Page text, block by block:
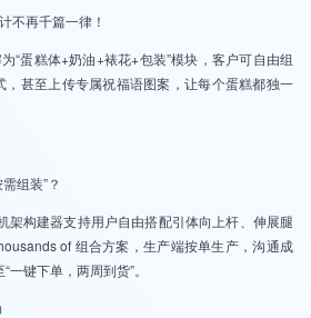
不再千篇一律！
“蛋糕体+奶油+裱花+包装”模块，客户可自由组
甚至上传专属祝福语图案，让每个蛋糕都独一
组装”？
架构建器支持用户自由搭配引体向上杆、伸展腿
of 组合方案，生产端按单生产，沟通成
键下单，两周到货”。